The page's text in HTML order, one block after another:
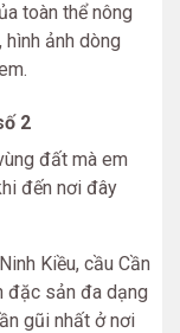
toàn thể nông
ảnh dòng
2
đất mà em
đến nơi đây
Kiều, cầu Cần
đặc sản đa dạng
gũi nhất ở nơi